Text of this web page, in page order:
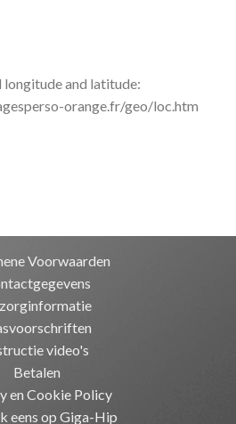
and latitude:
orange.fr/geo/loc.htm
Voorwaarden
video's
Betalen
en Cookie Policy
eens op Giga-Hip